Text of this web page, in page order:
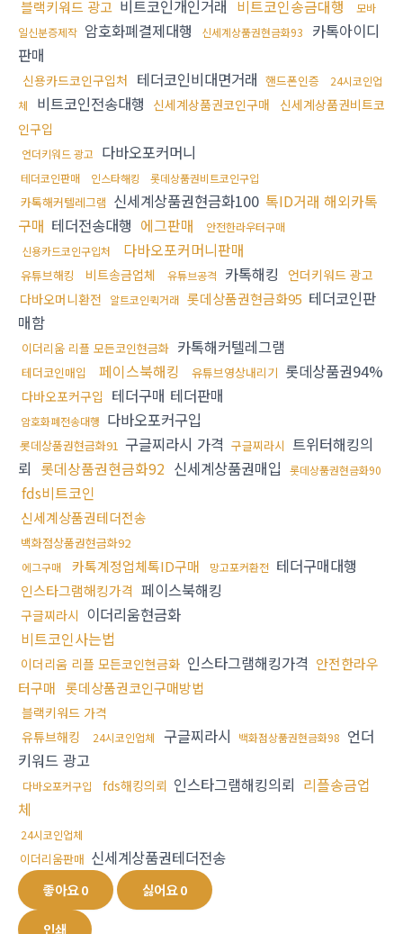
블랙키워드 광고 비트코인개인거래 비트코인송금대행
모바
일신분증제작 암호화폐결제대행 신세계상품권현금화93
카톡아이디
판매
신용카드코인구입처 테더코인비대면거래 핸드폰인증
24시코인업
체
비트코인전송대행 신세계상품권코인구매
신세계상품권비트코
인구입
언더키워드 광고 다바오포커머니
테더코인판매 인스타해킹 롯데상품권비트코인구입
카톡해커텔레그램 신세계상품권현금화100 톡ID거래 해외카톡
구매 테더전송대행 에그판매
안전한라우터구매
신용카드코인구입처
다바오포커머니판매
유튜브해킹 비트송금업체 유튜브공격 카톡해킹
언더키워드 광고
다바오머니환전
알트코인퀵거래 롯데상품권현금화95 테더코인판
매함
이더리움 리플 모든코인현금화 카톡해커텔레그램
테더코인매입 페이스북해킹 유튜브영상내리기 롯데상품권94%
다바오포커구입 테더구매 테더판매
암호화폐전송대행 다바오포커구입
롯데상품권현금화91 구글찌라시 가격 구글찌라시 트위터해킹의
뢰 롯데상품권현금화92 신세계상품권매입 롯데상품권현금화90
fds비트코인
신세계상품권테더전송
백화점상품권현금화92
에그구매 카톡계정업체톡ID구매 망고포커환전 테더구매대행
인스타그램해킹가격 페이스북해킹
구글찌라시 이더리움현금화
비트코인사는법
이더리움 리플 모든코인현금화 인스타그램해킹가격 안전한라우
터구매 롯데상품권코인구매방법
블랙키워드 가격
유튜브해킹
24시코인업체 구글찌라시 백화점상품권현금화98 언더
키워드 광고
다바오포커구입 fds해킹의뢰 인스타그램해킹의뢰 리플송금업
체
24시코인업체
이더리움판매 신세계상품권테더전송
좋아요0 싫어요0
인쇄